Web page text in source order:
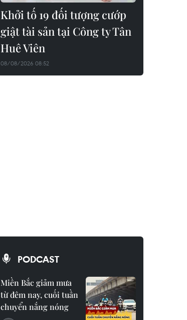
Khởi tố 19 đối tượng cướp
giật tài sản tại Công ty Tân
Huê Viên
08/08/2026 08:52
PODCAST
Miền Bắc giảm mưa
từ đêm nay, cuối tuần
chuyển nắng nóng